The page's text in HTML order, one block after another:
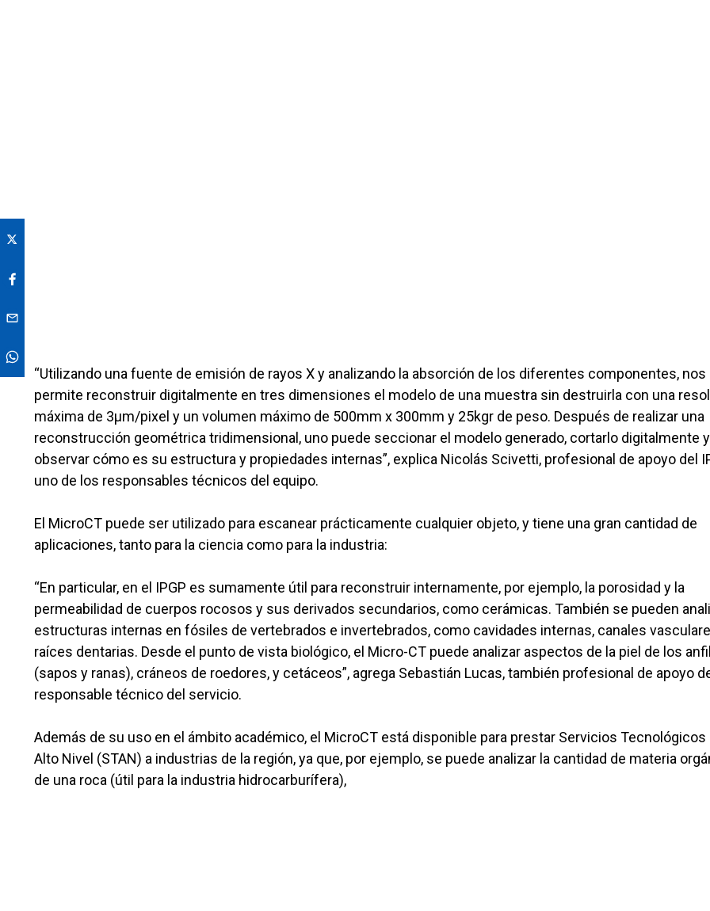
“Utilizando una fuente de emisión de rayos X y analizando la absorción de los diferentes componentes, nos
permite reconstruir digitalmente en tres dimensiones el modelo de una muestra sin destruirla con una
máxima de 3µm/pixel y un volumen máximo de 500mm x 300mm y 25kgr de peso. Después de realizar una
reconstrucción geométrica tridimensional, uno puede seccionar el modelo generado, cortarlo digitalmente y
observar cómo es su estructura y propiedades internas”, explica Nicolás Scivetti, profesional de apoyo del
uno de los responsables técnicos del equipo.
El MicroCT puede ser utilizado para escanear prácticamente cualquier objeto, y tiene una gran cantidad de
aplicaciones, tanto para la ciencia como para la industria:
“En particular, en el IPGP es sumamente útil para reconstruir internamente, por ejemplo, la porosidad y la
permeabilidad de cuerpos rocosos y sus derivados secundarios, como cerámicas. También se pueden
estructuras internas en fósiles de vertebrados e invertebrados, como cavidades internas, canales
raíces dentarias. Desde el punto de vista biológico, el Micro-CT puede analizar aspectos de la piel de los
(sapos y ranas), cráneos de roedores, y cetáceos”, agrega Sebastián Lucas, también profesional de apoyo
responsable técnico del servicio.
Además de su uso en el ámbito académico, el MicroCT está disponible para prestar Servicios Tecnológicos
Alto Nivel (STAN) a industrias de la región, ya que, por ejemplo, se puede analizar la cantidad de materia
de una roca (útil para la industria hidrocarburífera),